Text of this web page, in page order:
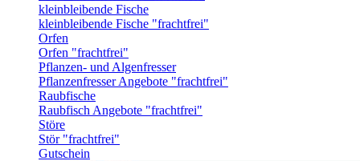
kleinbleibende Fische
kleinbleibende Fische "frachtfrei"
Orfen
Orfen "frachtfrei"
Pflanzen- und Algenfresser
Pflanzenfresser Angebote "frachtfrei"
Raubfische
Raubfisch Angebote "frachtfrei"
Störe
Stör "frachtfrei"
Gutschein